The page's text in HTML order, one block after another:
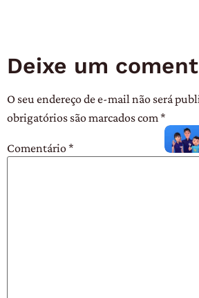
Deixe um
O seu endereço de e-mail não será
obrigatórios são marcados com*
Comentário*